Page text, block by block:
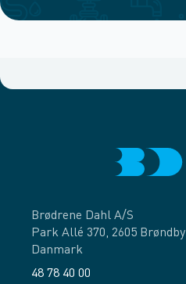
Brødrene Dahl A/S
Park Allé 370, 2605 Brøndby
Danmark
48 78 40 00